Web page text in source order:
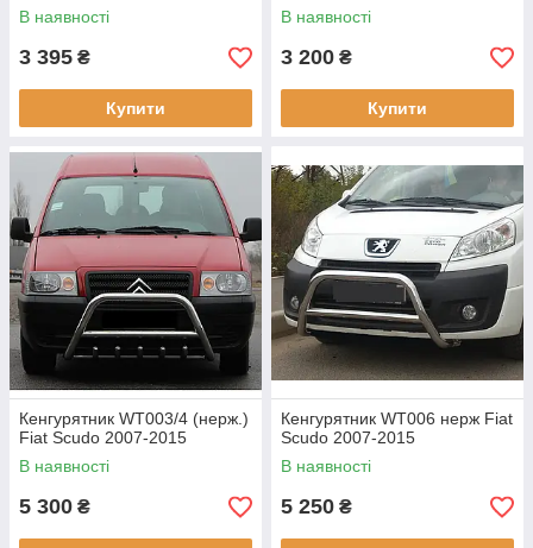
В наявності
3 395 ₴
Купити
В наявності
3 200 ₴
Купити
Кенгурятник WT003/4 (нерж.)
Fiat Scudo 2007-2015
В наявності
5 300 ₴
Кенгурятник WT006 нерж Fiat
Scudo 2007-2015
В наявності
5 250 ₴